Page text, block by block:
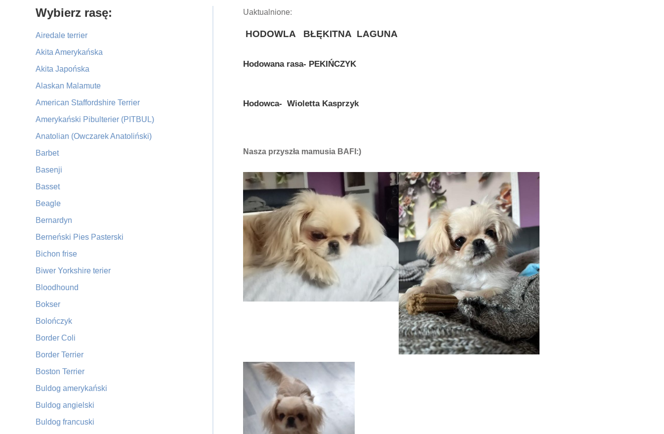
Uaktualnione:
HODOWLA BŁĘKITNA LAGUNA
Hodowana rasa- PEKIŃCZYK
Hodowca- Wioletta Kasprzyk
Nasza przyszła mamusia BAFI:)
Primary
Sidebar
Wybierz rasę:
Airedale terrier
Akita Amerykańska
Akita Japońska
Alaskan Malamute
American Staffordshire Terrier
Amerykański Pibulterier (PITBUL)
Anatolian (Owczarek Anatoliński)
Barbet
Basenji
Basset
Beagle
Bernardyn
Berneński Pies Pasterski
Bichon frise
Biwer Yorkshire terier
Bloodhound
Bokser
Bolończyk
Border Coli
Border Terrier
Boston Terrier
Buldog amerykański
Buldog angielski
Buldog francuski